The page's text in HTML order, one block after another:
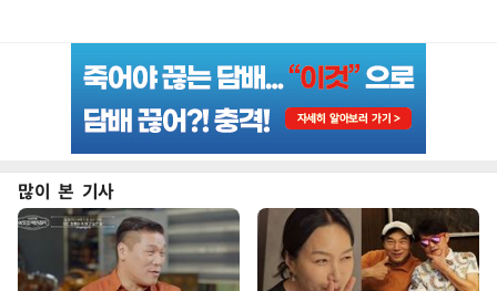
많이 본 기사